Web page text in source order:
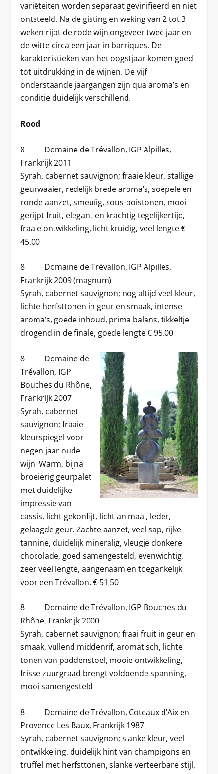
variëteiten worden separaat gevinifieerd en niet
ontsteeld. Na de gisting en weking van 2 tot 3
weken rijpt de rode wijn ongeveer twee jaar en
de witte circa een jaar in barriques. De
karakteristieken van het oogstjaar komen goed
tot uitdrukking in de wijnen. De vijf
onderstaande jaargangen zijn qua aroma’s en
conditie duidelijk verschillend.
Rood
8 Domaine de Trévallon, IGP Alpilles,
Frankrijk 2011
Syrah, cabernet sauvignon; fraaie kleur, stallige
geurwaaier, redelijk brede aroma’s, soepele en
ronde aanzet, smeuïig, sous-boistonen, mooi
gerijpt fruit, elegant en krachtig tegelijkertijd,
fraaie ontwikkeling, licht kruidig, veel lengte €
45,00
8 Domaine de Trévallon, IGP Alpilles,
Frankrijk 2009 (magnum)
Syrah, cabernet sauvignon; nog altijd veel kleur,
lichte herfsttonen in geur en smaak, intense
aroma’s, goede inhoud, prima balans, tikkeltje
drogend in de finale, goede lengte € 95,00
8 Domaine de
Trévallon, IGP
Bouches du Rhône,
Frankrijk 2007
Syrah, cabernet
sauvignon; fraaie
kleurspiegel voor
negen jaar oude
wijn. Warm, bijna
broeierig geurpalet
met duidelijke
impressie van
cassis, licht gekonfijt, licht animaal, leder,
gelaagde geur. Zachte aanzet, veel sap, rijke
tannine, duidelijk mineralig, vleugje donkere
chocolade, goed samengesteld, evenwichtig,
zeer veel lengte, aangenaam en toegankelijk
voor een Trévallon. € 51,50
8 Domaine de Trévallon, IGP Bouches du
Rhône, Frankrijk 2000
Syrah, cabernet sauvignon; fraai fruit in geur en
smaak, vullend middenrif, aromatisch, lichte
tonen van paddenstoel, mooie ontwikkeling,
frisse zuurgraad brengt voldoende spanning,
mooi samengesteld
8 Domaine de Trévallon, Coteaux d’Aix en
Provence Les Baux, Frankrijk 1987
Syrah, cabernet sauvignon; slanke kleur, veel
ontwikkeling, duidelijk hint van champigons en
truffel met herfsttonen, slanke verteerbare stijl,